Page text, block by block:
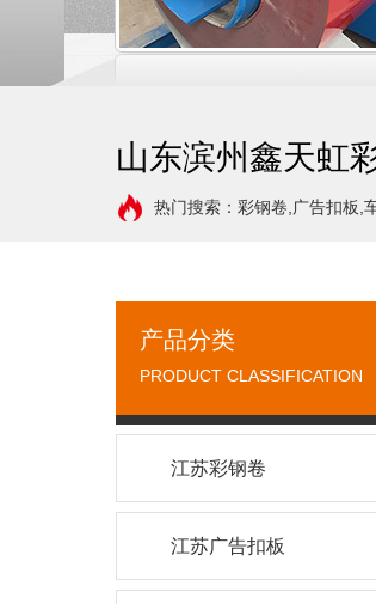
山东滨州鑫天虹
热门搜索：彩钢卷,广告扣板,
产品分类
PRODUCT CLASSIFICATION
江苏彩钢卷
江苏广告扣板